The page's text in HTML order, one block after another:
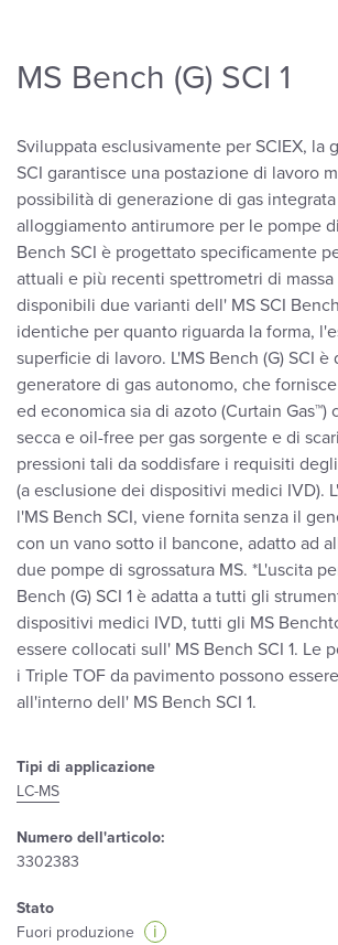
Tipi di applicazione
LC-MS
Numero dell'articolo:
3302383
Stato
Fuori produzione
i
MS Bench (G) SCI 1
Sviluppata esclusivamente per SCIEX, la
SCI garantisce una postazione di lavoro
possibilità di generazione di gas
alloggiamento antirumore per le pompe
Bench SCI è progettato specificamente
attuali e più recenti spettrometri di massa
disponibili due varianti dell' MS SCI
identiche per quanto riguarda la forma,
superficie di lavoro. L'MS Bench (G) SCI è
generatore di gas autonomo, che
ed economica sia di azoto (Curtain Gas™)
secca e oil-free per gas sorgente e di
pressioni tali da soddisfare i requisiti
(a esclusione dei dispositivi medici IVD).
l'MS Bench SCI, viene fornita senza il
con un vano sotto il bancone, adatto ad
due pompe di sgrossatura MS. *L'uscita
Bench (G) SCI 1 è adatta a tutti gli
dispositivi medici IVD, tutti gli MS
essere collocati sull' MS Bench SCI 1. Le
i Triple TOF da pavimento possono
all'interno dell' MS Bench SCI 1.